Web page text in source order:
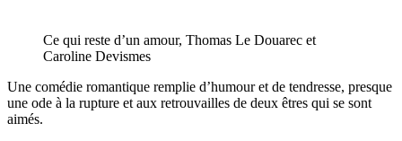
Ce qui reste d’un amour, Thomas Le Douarec et
Caroline Devismes
Une comédie romantique remplie d’humour et de tendresse, presque
une ode à la rupture et aux retrouvailles de deux êtres qui se sont
aimés.